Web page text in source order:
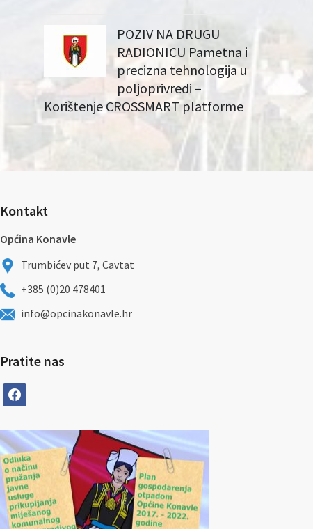
POZIV NA DRUGU
RADIONICU Pametna i
precizna tehnologija u
poljoprivredi –
Korištenje CROSSMART platforme
Kontakt
Općina Konavle
Trumbićev put 7, Cavtat
+385 (0)20 478401
info@opcinakonavle.hr
Pratite nas
facebook